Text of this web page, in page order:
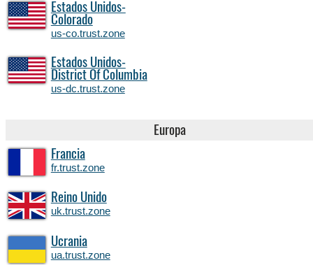
Estados Unidos-
Colorado
us-co.trust.zone
Estados Unidos-
District Of Columbia
us-dc.trust.zone
Europa
Francia
fr.trust.zone
Reino Unido
uk.trust.zone
Ucrania
ua.trust.zone